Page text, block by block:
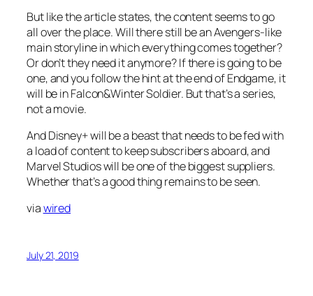
But like the article states, the content seems to go
all over the place. Will there still be an Avengers-like
main storyline in which everything comes together?
Or don’t they need it anymore? If there is going to be
one, and you follow the hint at the end of Endgame, it
will be in Falcon&Winter Soldier. But that’s a series,
not a movie.
And Disney+ will be a beast that needs to be fed with
a load of content to keep subscribers aboard, and
Marvel Studios will be one of the biggest suppliers.
Whether that’s a good thing remains to be seen.
viawired
July 21, 2019